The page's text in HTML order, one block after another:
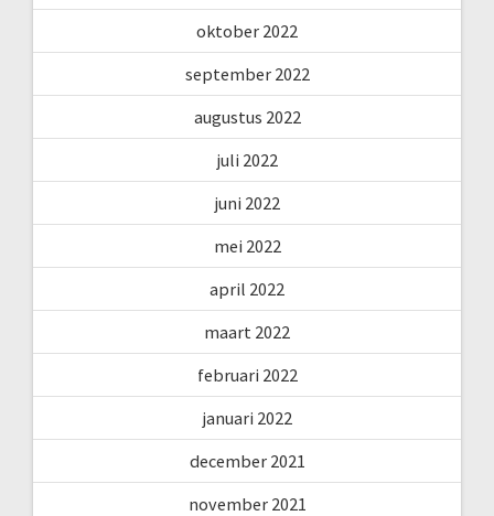
oktober 2022
september 2022
augustus 2022
juli 2022
juni 2022
mei 2022
april 2022
maart 2022
februari 2022
januari 2022
december 2021
november 2021